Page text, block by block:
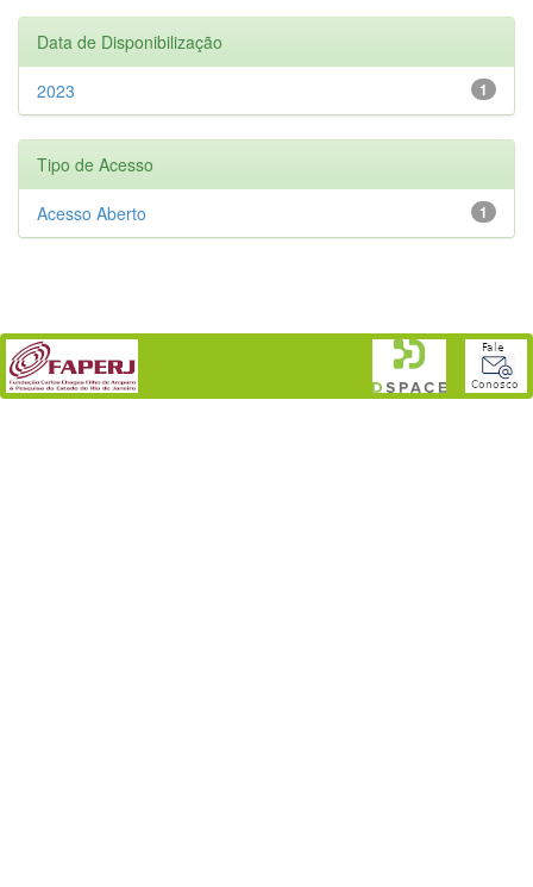
Data de Disponibilização
1
2023
Tipo de Acesso
1
Acesso Aberto